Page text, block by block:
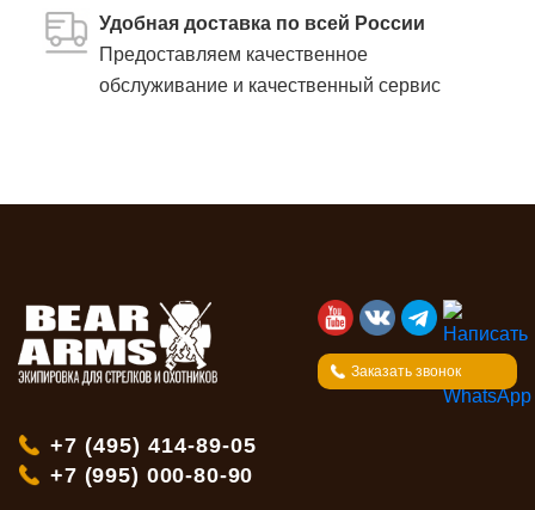
Удобная доставка по всей России
Предоставляем качественное
обслуживание и качественный сервис
Заказать звонок
+7 (495) 414-89-05
+7 (995) 000-80-90